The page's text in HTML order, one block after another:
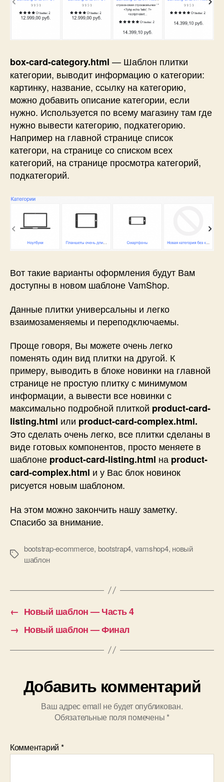
box-card-category.html — Шаблон плитки
категории, выводит информацию о категории:
картинку, название, ссылку на категорию,
можно добавить описание категории, если
нужно. Используется по всему магазину там где
нужно вывести категорию, подкатегорию.
Например на главной странице список
категори, на странице со списком всех
категорий, на странице просмотра категорий,
подкатегорий.
Вот такие варианты оформления будут Вам
доступны в новом шаблоне VamShop.
Данные плитки универсальны и легко
взаимозаменяемы и переподключаемы.
Проще говоря, Вы можете очень легко
поменять один вид плитки на другой. К
примеру, выводить в блоке новинки на главной
странице не простую плитку с минимумом
информации, а вывести все новинки с
максимально подробной плиткой product-card-
listing.html или product-card-complex.html.
Это сделать очень легко, все плитки сделаны в
виде готовых компонентов, просто меняете в
шаблоне product-card-listing.html на product-
card-complex.html и у Вас блок новинок
рисуется новым шаблоном.
На этом можно закончить нашу заметку.
Спасибо за внимание.
Метки
bootstrap-ecommerce, bootstrap4, vamshop4, новый
шаблон
← Новый шаблон — Часть 4
→ Новый шаблон — Финал
Добавить комментарий
Ваш адрес email не будет опубликован.
Обязательные поля помечены *
Комментарий *